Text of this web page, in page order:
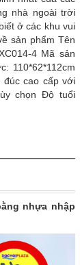
nhà ngoài trời
ở các khu vui
sản phẩm Tên
4 Mã sản
110*62*112cm
đúc cao cấp với
chọn Độ tuổi
nhựa nhập